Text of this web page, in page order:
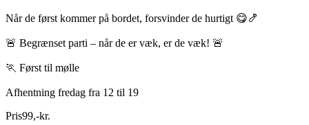
Når de først kommer på bordet, forsvinder de hurtigt 😋🍤
🚨 Begrænset parti – når de er væk, er de væk! 🚨
🏃 Først til mølle
Afhentning fredag fra 12 til 19
Pris99,-kr.